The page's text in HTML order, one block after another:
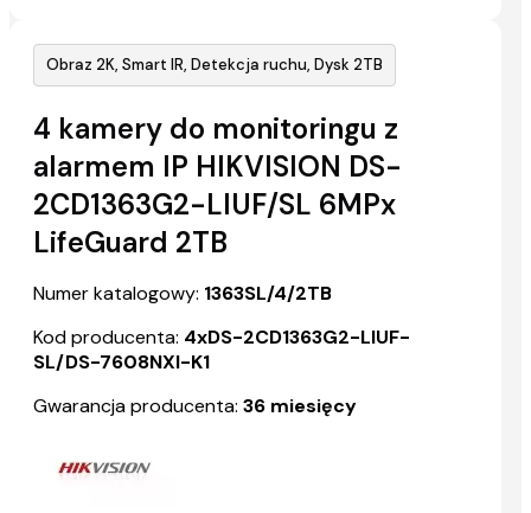
Obraz 2K, Smart IR, Detekcja ruchu, Dysk 2TB
4 kamery do monitoringu z
alarmem IP HIKVISION DS-
2CD1363G2-LIUF/SL 6MPx
LifeGuard 2TB
Numer katalogowy: 1363SL/4/2TB
Kod producenta: 4xDS-2CD1363G2-LIUF-
SL/DS-7608NXI-K1
Gwarancja producenta: 36 miesięcy